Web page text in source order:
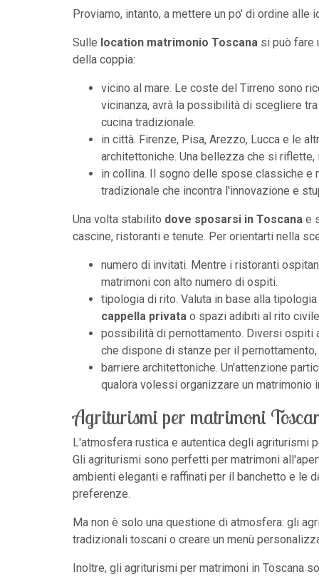
Proviamo, intanto, a mettere un po' di ordine alle
Sulle location matrimonio Toscana si può fare
della coppia:
vicino al mare. Le coste del Tirreno sono
vicinanza, avrà la possibilità di scegliere
cucina tradizionale.
in città. Firenze, Pisa, Arezzo, Lucca e le
architettoniche. Una bellezza che si
in collina. Il sogno delle spose classiche e
tradizionale che incontra l'innovazione e
Una volta stabilito dove sposarsi in Toscana e
cascine, ristoranti e tenute. Per orientarti nella
numero di invitati. Mentre i ristoranti
matrimoni con alto numero di ospiti.
tipologia di rito. Valuta in base alla
cappella privata o spazi adibiti al rito
possibilità di pernottamento. Diversi ospiti
che dispone di stanze per il
barriere architettoniche. Un'attenzione
qualora volessi organizzare un matrimonio
Agriturismi per matrimoni
L'atmosfera rustica e autentica degli agriturismi
Gli agriturismi sono perfetti per matrimoni
ambienti eleganti e raffinati per il banchetto e le
preferenze.
Ma non è solo una questione di atmosfera: gli
tradizionali toscani o creare un menù
Inoltre, gli agriturismi per matrimoni in Toscana